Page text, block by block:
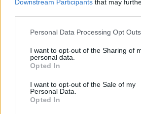
Downstream Participants that may
Personal Data Processing Opt Outs
I want to opt-out of the Sharing of
personal data.
Opted In
I want to opt-out of the Sale of my
Personal Data.
Opted In
Savaitės vidurys nusimato karštas:
32 laipsnių šilumos
Žinios | Orai
V. Zalužno pasisakymą laiko
Ukrainos politikoje: jis yra neteisus
Laidos Nauja diena